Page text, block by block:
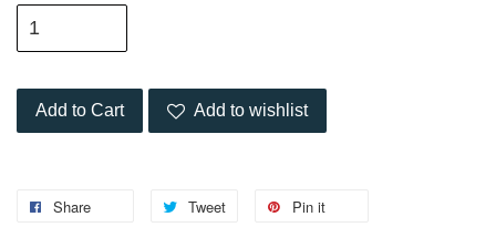
Add to Cart Add to wishlist
Share Tweet Pin it